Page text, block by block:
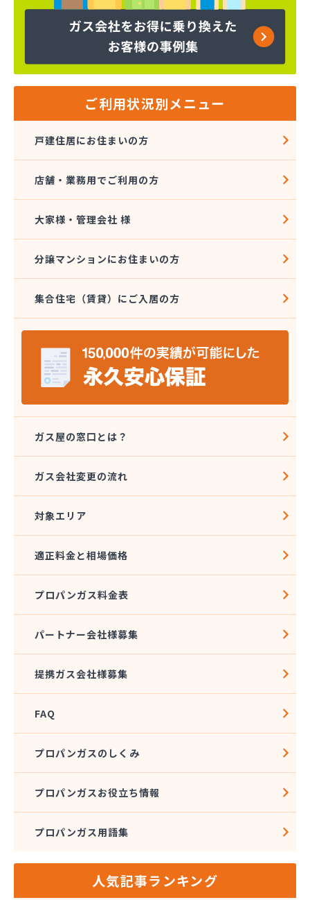
株式会社コープエナジー 足利営業所
株式会社コボリ・ガス
株式会社サイサン 宇都宮営業所
株式会社サイサン 今市営業所
株式会社サイサン 湯西川営業所
株式会社サイサン 物流管理
株式会社スガマタ
株式会社スミスケ
株式会社ミツウロコ 宇都宮オート営業所
株式会社ミツウロコ 宇都宮西部店
株式会社ミツウロコ 栃木支店
株式会社ミツウロコ 那須店
株式会社ミヤプロ
株式会社ミヤレン
株式会社ヤチネン
株式会社ヤマガス
株式会社稲葉商店
株式会社宇都宮プロパン容器検査工場
株式会社菊泉
株式会社県民ガス保安センター
株式会社高圧容器検査所
株式会社篠田商店
株式会社小野里商店 佐野営業所
株式会社瀬尾本店
株式会社西城
株式会社石沢商店 プロパンガス充填所オートスタ
株式会社石澤商店 宇都宮営業所
株式会社島田
株式会社東親エルピーガス配送センター
株式会社藤田液化燃料
株式会社福冨
株式会社平松総合企画 プロパンガス部
株式会社別井商店
関彰商事株式会社 真岡LPガスセンター
岩谷産業株式会社 宇都宮支店
ご利用状況別メニュー
戸建住居にお住まいの方
店舗・業務用でご利用の方
大家様・管理会社 様
分譲マンションにお住まいの方
集合住宅（賃貸）にご入居の方
ガス屋の窓口とは？
ガス会社変更の流れ
対象エリア
適正料金と相場価格
プロパンガス料金表
パートナー会社様募集
提携ガス会社様募集
FAQ
プロパンガスのしくみ
プロパンガスお役立ち情報
プロパンガス用語集
人気記事ランキング